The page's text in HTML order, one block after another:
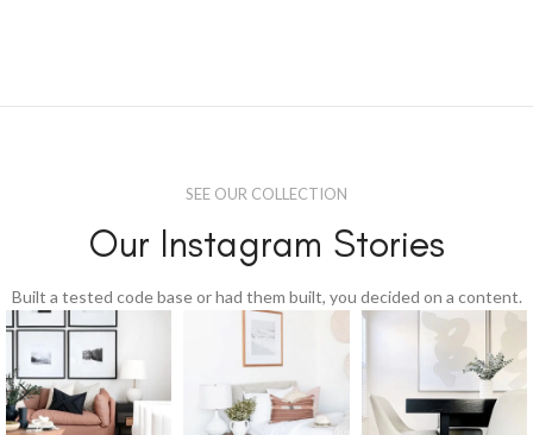
SEE OUR COLLECTION
Our Instagram Stories
Built a tested code base or had them built, you decided on a content.